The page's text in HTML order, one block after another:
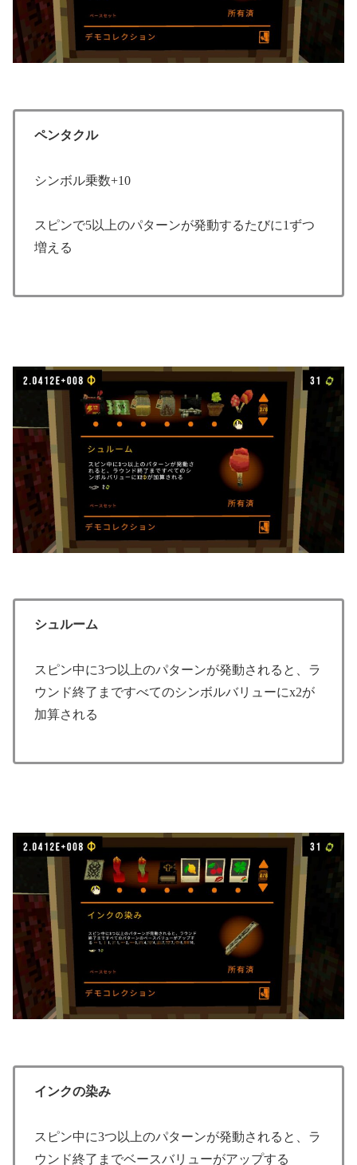
ペンタクル
シンボル乗数+10
スピンで5以上のパターンが発動するたびに1ずつ
増える
シュルーム
スピン中に3つ以上のパターンが発動されると、ラ
ウンド終了まですべてのシンボルバリューにx2が
加算される
インクの染み
スピン中に3つ以上のパターンが発動されると、ラ
ウンド終了までベースバリューがアップする